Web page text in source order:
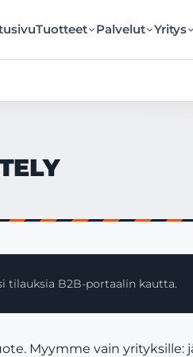
Tuotteet Palvelut Yritys
tilauksia B2B-portaalin kautta.
Myymme vain